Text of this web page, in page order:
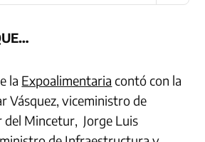
la Expoalimentaria contó con la
Vásquez, viceministro de
del Mincetur, Jorge Luis